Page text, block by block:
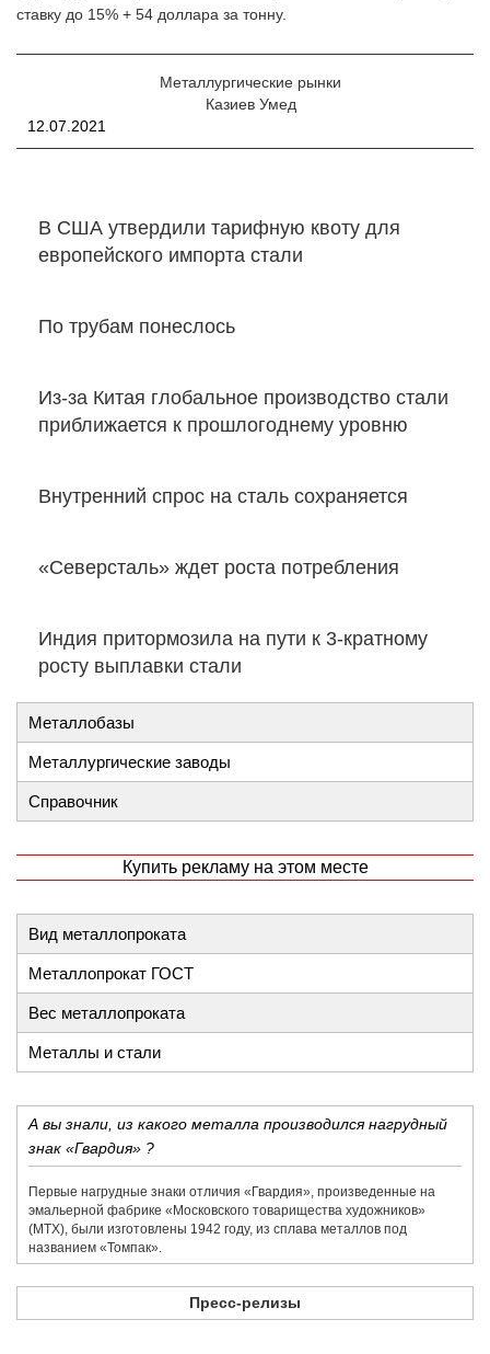
ставку до 15% + 54 доллара за тонну.
Металлургические рынки
Казиев Умед
12.07.2021
В США утвердили тарифную квоту для
европейского импорта стали
По трубам понеслось
Из-за Китая глобальное производство стали
приближается к прошлогоднему уровню
Внутренний спрос на сталь сохраняется
«Северсталь» ждет роста потребления
Индия притормозила на пути к 3-кратному
росту выплавки стали
Металлобазы
Металлургические заводы
Справочник
Купить рекламу на этом месте
Вид металлопроката
Металлопрокат ГОСТ
Вес металлопроката
Металлы и стали
А вы знали, из какого металла производился нагрудный
знак «Гвардия» ?
Первые нагрудные знаки отличия «Гвардия», произведенные на
эмальерной фабрике «​Московского товарищества художников»​
(МТХ), были изготовлены 1942 году, из сплава металлов под
названием «​Томпак».
Пресс-релизы